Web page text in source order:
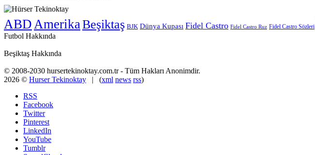
ABD Amerika Beşiktaş BJK Dünya Kupası Fidel Castro Fidel Castro Ruz Fidel Castro Sözleri
Futbol Hakkında
Beşiktaş Hakkında
© 2008-2030 hursertekinoktay.com.tr - Tüm Hakları Anonimdir.
2026 © Hurser Tekinoktay | (xml news rss)
RSS
Facebook
Twitter
Pinterest
LinkedIn
YouTube
Tumblr